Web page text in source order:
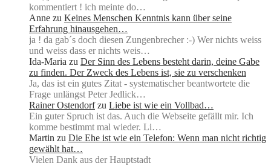
kommentiert ! ich meinte do…
Anne zu Keines Menschen Kenntnis kann über seine
Erfahrung hinausgehen…
ja ! da gab´s doch diesen Zungenbrecher :-) Wer nichts weiss
und weiss dass er nichts weis…
Ida-Maria zu Der Sinn des Lebens besteht darin, deine Gabe
zu finden. Der Zweck des Lebens ist, sie zu verschenken
Ja, das ist ein gutes Zitat - systematischer beantwortete die
Frage unlängst Peter Jedlick…
Rainer Ostendorf zu Liebe ist wie ein Vollbad…
Ein guter Spruch ist das. Auch die Webseite gefällt mir. Ich
komme bestimmt mal wieder. Li…
Martin zu Die Ehe ist wie ein Telefon: Wenn man nicht richtig
gewählt hat…
Vielen Dank aus der Hauptstadt